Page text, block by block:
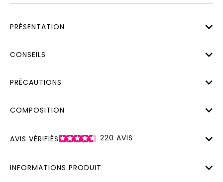
PRÉSENTATION
CONSEILS
PRÉCAUTIONS
COMPOSITION
AVIS VÉRIFIÉS 220 AVIS
INFORMATIONS PRODUIT